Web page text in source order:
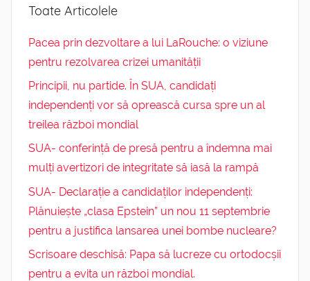
Toate Articolele
Pacea prin dezvoltare a lui LaRouche: o viziune
pentru rezolvarea crizei umanității
Principii, nu partide. În SUA, candidați
independenți vor să oprească cursa spre un al
treilea război mondial
SUA- conferință de presă pentru a îndemna mai
mulți avertizori de integritate să iasă la rampă
SUA- Declarație a candidaților independenți:
Plănuiește „clasa Epstein” un nou 11 septembrie
pentru a justifica lansarea unei bombe nucleare?
Scrisoare deschisă: Papa să lucreze cu ortodocșii
pentru a evita un război mondial.